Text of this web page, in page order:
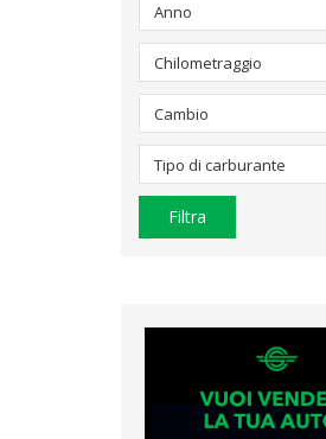
Anno
Chilometraggio
Cambio
Tipo di carburante
Filtra